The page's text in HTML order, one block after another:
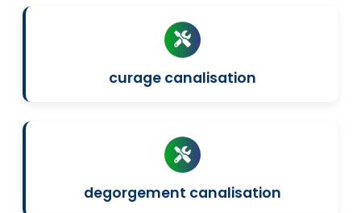
curage canalisation
degorgement canalisation